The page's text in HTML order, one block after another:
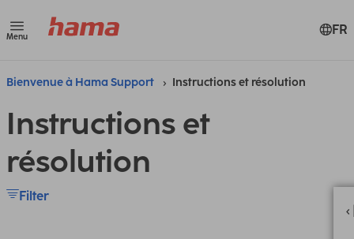
Menu FR
Bienvenue à Hama Support Instructions et résolution
Instructions et
résolution
Filter